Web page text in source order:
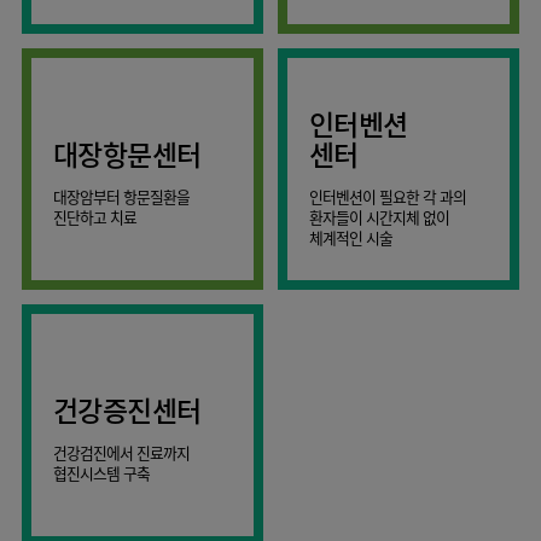
AI
스마트케어병동
대장항문센터
대장암부터 항문질환을
진단하고 치료
인터벤션
센터
인터벤션이 필요한 각 과의
환자들이 시간지체 없이
체계적인 시술
건강증진센터
건강검진에서 진료까지
협진시스템 구축